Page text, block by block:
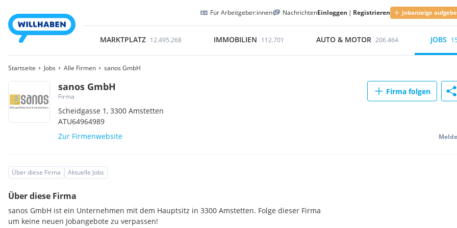
Für Arbeitgeber:innen NachrichtenEinloggen | Registrieren Jobanzeige
MARKTPLATZ 12.495.268 IMMOBILIEN 112.701 AUTO & MOTOR 206.464 JOBS
Startseite Jobs Alle Firmen sanos GmbH
sanos GmbH
Firma
Scheidgasse 1,3300Amstetten
ATU64964989
Zur Firmenwebsite
Firma folgen
Über diese Firma Aktuelle Jobs
Über diese Firma
sanos GmbH ist ein Unternehmen mit dem Hauptsitz in 3300 Amstetten. Folge dieser Firma
um keine neuen Jobangebote zu verpassen!